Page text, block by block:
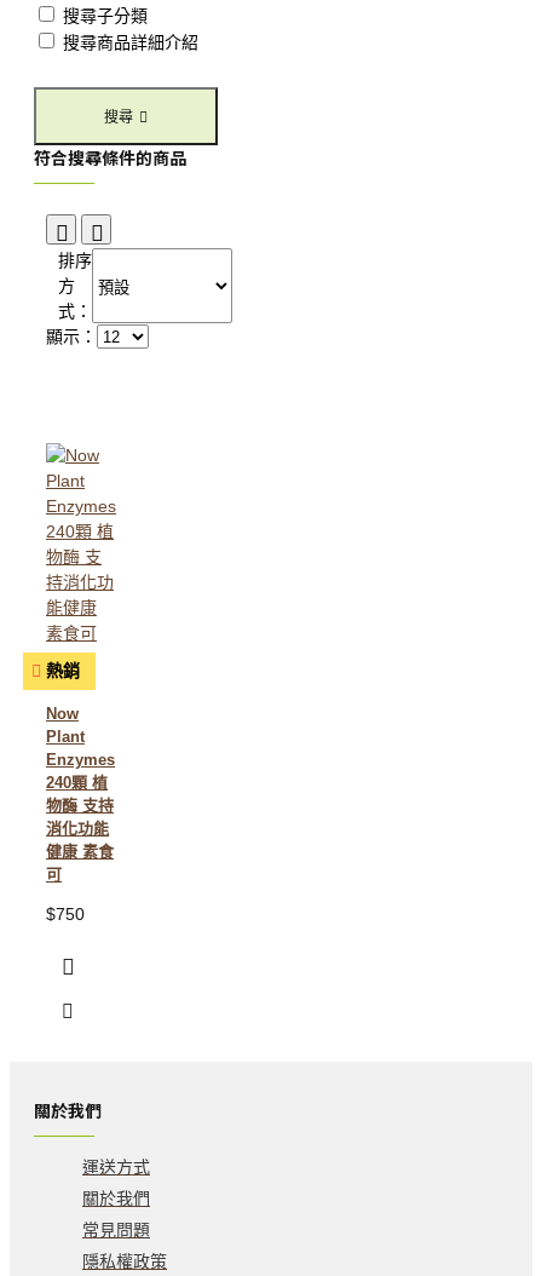
搜尋子分類
搜尋商品詳細介紹
搜尋
符合搜尋條件的商品
排序
方
式：
顯示：
熱銷
Now
Plant
Enzymes
240顆 植
物酶 支持
消化功能
健康 素食
可
$750
關於我們
運送方式
關於我們
常見問題
隱私權政策